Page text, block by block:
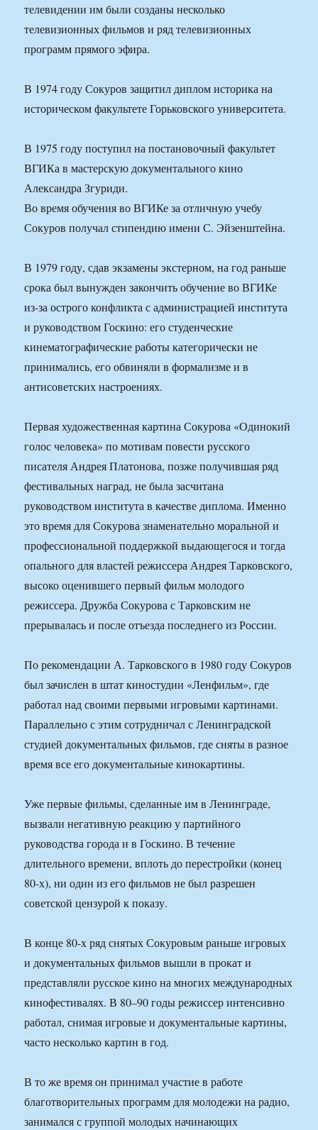
телевидении им были созданы несколько
телевизионных фильмов и ряд телевизионных
программ прямого эфира.
В 1974 году Сокуров защитил диплом историка на
историческом факультете Горьковского университета.
В 1975 году поступил на постановочный факультет
ВГИКа в мастерскую документального кино
Александра Згуриди.
Во время обучения во ВГИКе за отличную учебу
Сокуров получал стипендию имени С. Эйзенштейна.
В 1979 году, сдав экзамены экстерном, на год раньше
срока был вынужден закончить обучение во ВГИКе
из-за острого конфликта с администрацией института
и руководством Госкино: его студенческие
кинематографические работы категорически не
принимались, его обвиняли в формализме и в
антисоветских настроениях.
Первая художественная картина Сокурова «Одинокий
голос человека» по мотивам повести русского
писателя Андрея Платонова, позже получившая ряд
фестивальных наград, не была засчитана
руководством института в качестве диплома. Именно
это время для Сокурова знаменательно моральной и
профессиональной поддержкой выдающегося и тогда
опального для властей режиссера Андрея Тарковского,
высоко оценившего первый фильм молодого
режиссера. Дружба Сокурова с Тарковским не
прерывалась и после отъезда последнего из России.
По рекомендации А. Тарковского в 1980 году Сокуров
был зачислен в штат киностудии «Ленфильм», где
работал над своими первыми игровыми картинами.
Параллельно с этим сотрудничал с Ленинградской
студией документальных фильмов, где сняты в разное
время все его документальные кинокартины.
Уже первые фильмы, сделанные им в Ленинграде,
вызвали негативную реакцию у партийного
руководства города и в Госкино. В течение
длительного времени, вплоть до перестройки (конец
80-х), ни один из его фильмов не был разрешен
советской цензурой к показу.
В конце 80-х ряд снятых Сокуровым раньше игровых
и документальных фильмов вышли в прокат и
представляли русское кино на многих международных
кинофестивалях. В 80–90 годы режиссер интенсивно
работал, снимая игровые и документальные картины,
часто несколько картин в год.
В то же время он принимал участие в работе
благотворительных программ для молодежи на радио,
занимался с группой молодых начинающих